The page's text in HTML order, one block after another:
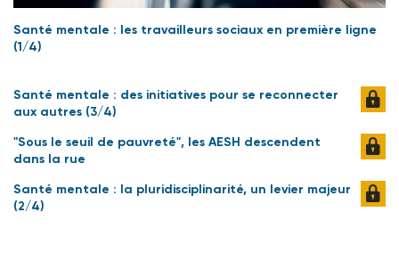
Santé mentale : les travailleurs sociaux en première ligne
(1/4)
Santé mentale : des initiatives pour se reconnecter
aux autres (3/4)
"Sous le seuil de pauvreté", les AESH descendent
dans la rue
Santé mentale : la pluridisciplinarité, un levier majeur
(2/4)